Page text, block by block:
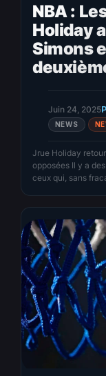
NBA :
Holiday
Simons
Juin 24, 2025
NEWS
Jrue Holiday
opposées Il y a
ceux qui, sans